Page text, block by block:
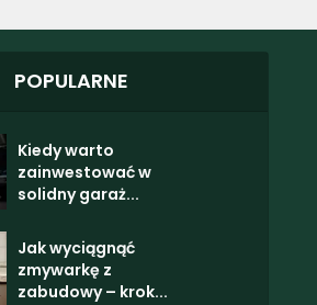
POPULARNE
Kiedy warto
zainwestować w
solidny garaż...
Jak wyciągnąć
zmywarkę z
zabudowy – krok...